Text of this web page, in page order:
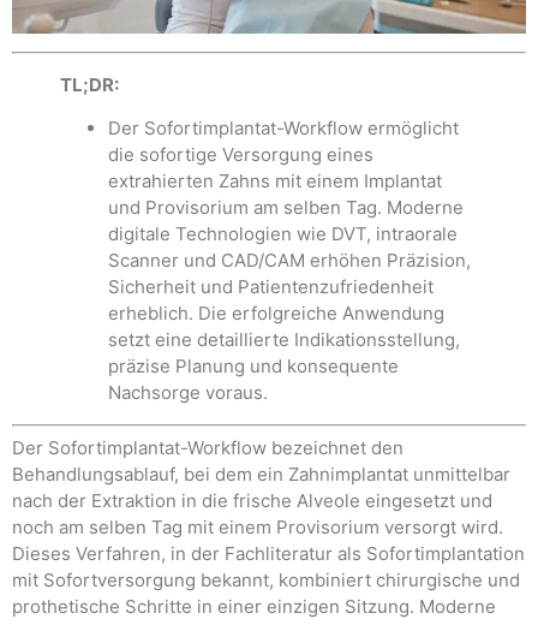
TL;DR:
Der Sofortimplantat-Workflow ermöglicht
die sofortige Versorgung eines
extrahierten Zahns mit einem Implantat
und Provisorium am selben Tag. Moderne
digitale Technologien wie DVT, intraorale
Scanner und CAD/CAM erhöhen Präzision,
Sicherheit und Patientenzufriedenheit
erheblich. Die erfolgreiche Anwendung
setzt eine detaillierte Indikationsstellung,
präzise Planung und konsequente
Nachsorge voraus.
Der Sofortimplantat-Workflow bezeichnet den
Behandlungsablauf, bei dem ein Zahnimplantat unmittelbar
nach der Extraktion in die frische Alveole eingesetzt und
noch am selben Tag mit einem Provisorium versorgt wird.
Dieses Verfahren, in der Fachliteratur als Sofortimplantation
mit Sofortversorgung bekannt, kombiniert chirurgische und
prothetische Schritte in einer einzigen Sitzung. Moderne